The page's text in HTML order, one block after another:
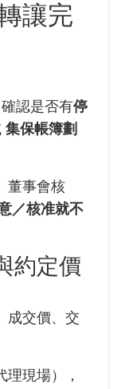
讓完
認是否有停
集保帳簿劃
董事會核
／核准就不
約定價
成交價、交
現場），